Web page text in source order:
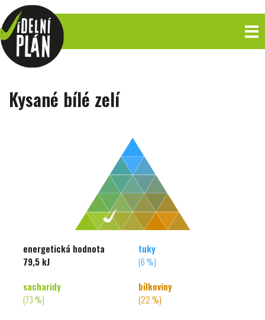
Kysané bílé zelí
energetická hodnota
79,5 kJ
tuky
(6 %)
sacharidy
(73 %)
bílkoviny
(22 %)